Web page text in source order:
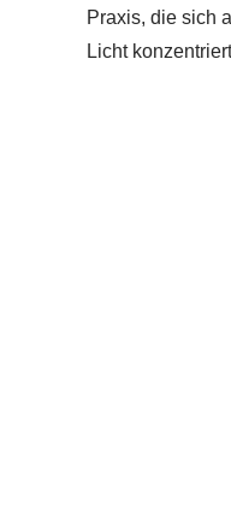
Praxis, die sich
Licht